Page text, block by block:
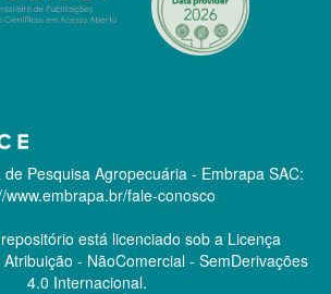
Pesquisa Agropecuária - Embrapa SAC:
www.embrapa.br/fale-conosco
está licenciado sob a Licença
Atribuição - NãoComercial - SemDerivações
4.0 Internacional.